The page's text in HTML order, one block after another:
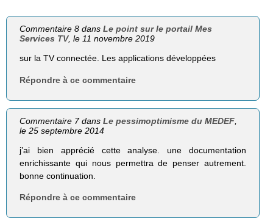
Commentaire 8 dansLe point sur le portail Mes
Services TV, le 11 novembre 2019
sur la TV connectée. Les applications développées
Répondre à ce commentaire
Commentaire 7 dansLe pessimoptimisme du MEDEF
le 25 septembre 2014
j’ai bien apprécié cette analyse. une documentation
enrichissante qui nous permettra de penser autrement.
bonne continuation.
Répondre à ce commentaire